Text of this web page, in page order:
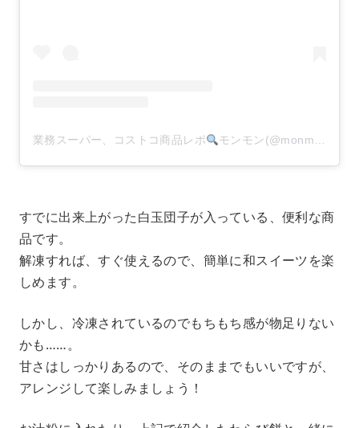
業務スーパー、コストコ商品レポ モンモン(@monmon.121)がシェアした投稿
すでに出来上がった白玉団子が入っている、便利な商
品です。
解凍すれば、すぐ使えるので、簡単に和スイーツを楽
しめます。
しかし、冷凍されているのでもちもち感が物足りない
かも……。
甘さはしっかりあるので、そのままでもいいですが、
アレンジして楽しみましょう！